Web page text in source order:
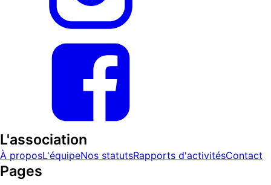
L'association
À proposL'équipeNos statutsRapports d'activitésContact
Pages